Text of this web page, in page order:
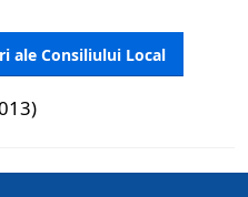
ale Consiliului Local